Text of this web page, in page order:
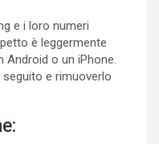
e i loro numeri
è leggermente
Android o un iPhone.
e rimuoverlo